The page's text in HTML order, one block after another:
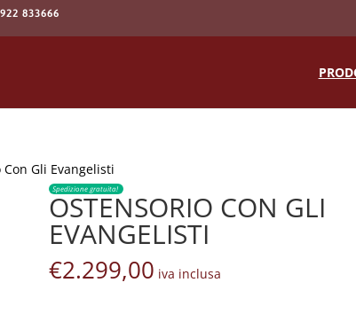
833666
Products
Gli Evangelisti
Spedizione gratuita!
OSTENSORIO CON GLI
EVANGELISTI
€2.299,00 iva inclusa